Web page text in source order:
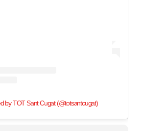
by TOT Sant Cugat (@totsantcugat)